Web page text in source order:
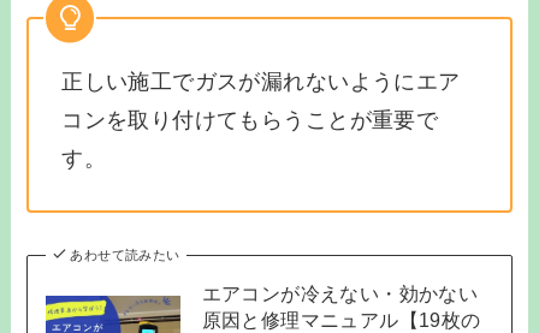
正しい施工でガスが漏れないようにエア
コンを取り付けてもらうことが重要で
す。
あわせて読みたい
エアコンが冷えない・効かない
原因と修理マニュアル【19枚の